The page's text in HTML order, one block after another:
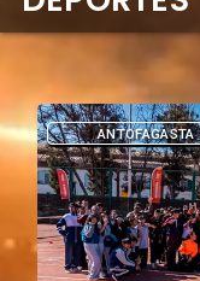
DEPORTES